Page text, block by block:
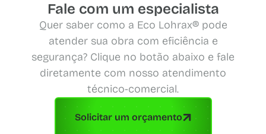
Fale com um especialista
Quer saber como a Eco Lohrax® pode
atender sua obra com eficiência e
segurança? Clique no botão abaixo e fale
diretamente com nosso atendimento
técnico-comercial.
Solicitar um orçamento